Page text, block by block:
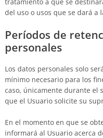
del uso o usos que se dará a
Períodos de
personales
Los datos personales solo
mínimo necesario para los
caso, únicamente durante el
que el Usuario solicite su
En el momento en que se
informará al Usuario acerca